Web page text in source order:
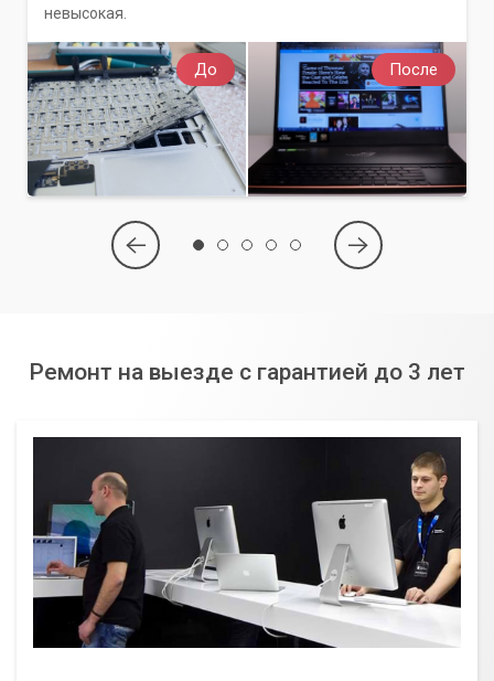
До После
невысокая.
Ремонт на выезде с гарантией до 3 лет